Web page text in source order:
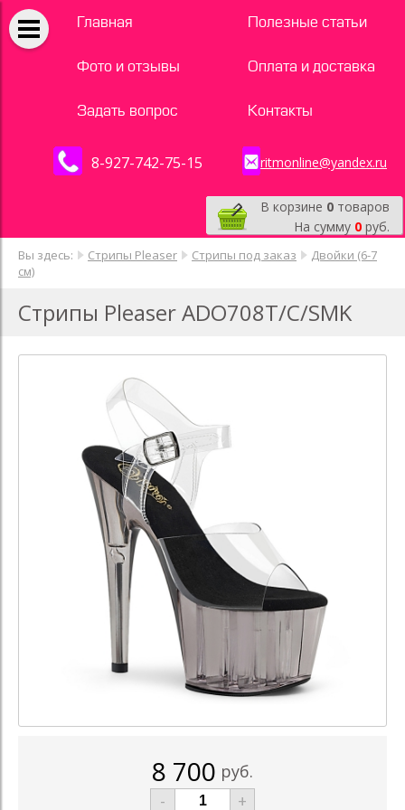
Главная Полезные статьи
Фото и отзывы Оплата и доставка
Задать вопрос Контакты
8-927-742-75-15 ritmonline@yandex.ru
В корзине 0 товаров
На сумму 0 руб.
Вы здесь: Стрипы Pleaser Стрипы под заказ
Двойки (6-7
см)
Стрипы Pleaser ADO708T/C/SMK
8 700 руб.
-
+